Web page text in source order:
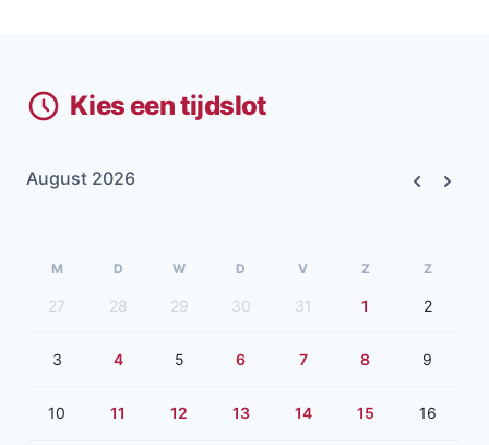
Kies een tijdslot
August 2026
M D W D V Z Z
27 28 29 30 31 1 2
3 4 5 6 7 8 9
10 11 12 13 14 15 16